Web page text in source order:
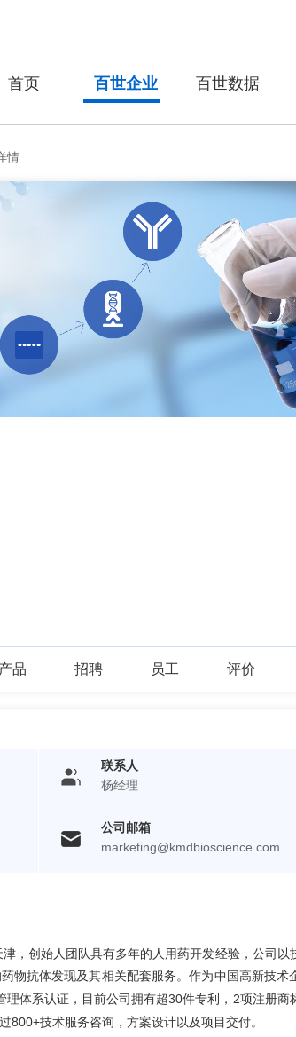
首页 百世企业 百世数据
情
产品 招聘 员工 评价
联系人
杨经理
公司邮箱
marketing@kmdbioscience.com
，创始人团队具有多年的人用药开发经验，公司以
物抗体发现及其相关配套服务。作为中国高新技术
体系认证，目前公司拥有超30件专利，2项注册商
技术服务咨询，方案设计以及项目交付。